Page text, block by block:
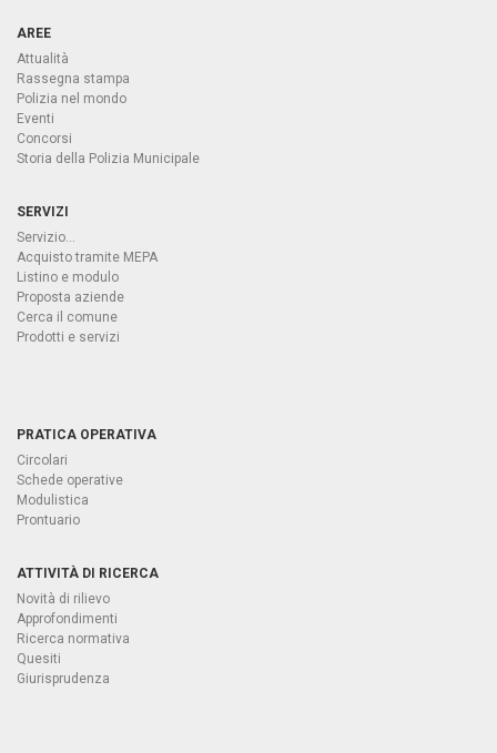
AREE
Attualità
Rassegna stampa
Polizia nel mondo
Eventi
Concorsi
Storia della Polizia Municipale
SERVIZI
Servizio...
Acquisto tramite MEPA
Listino e modulo
Proposta aziende
Cerca il comune
Prodotti e servizi
PRATICA OPERATIVA
Circolari
Schede operative
Modulistica
Prontuario
ATTIVITÀ DI RICERCA
Novità di rilievo
Approfondimenti
Ricerca normativa
Quesiti
Giurisprudenza